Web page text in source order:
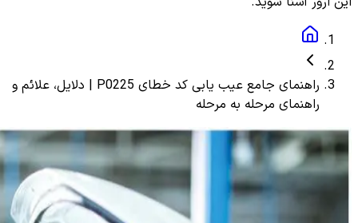
راهنمای جامع عیب یابی کد خطای P0225 | دلایل، علائم و
راهنمای مرحله به مرحله